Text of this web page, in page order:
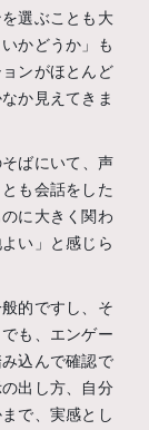
選ぶことも大
かどうか」も
ンがほとんど
か見えてきま
ばにいて、声
も会話をした
に大きく関わ
い」と感じら
的ですし、そ
も、エンゲー
込んで確認で
出し方、自分
で、実感とし